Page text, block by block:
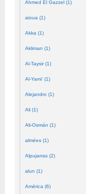
Ahmed El Gazzel (1)
aioua (1)
Akka (1)
Akliman (1)
Al-Taysir (1)
Al-Yami' (1)
Alejandro (1)
Ali (1)
Ali-Osmán (1)
almées (1)
Alpujarras (2)
alun (1)
América (6)